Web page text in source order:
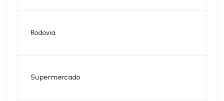
Rodovia
Supermercado